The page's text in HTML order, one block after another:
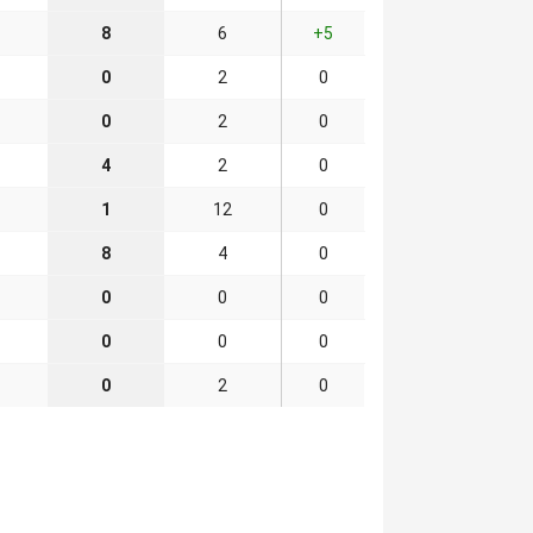
8 6 +5
0 2 0
0 2 0
4 2 0
1 12 0
8 4 0
0 0 0
0 0 0
0 2 0